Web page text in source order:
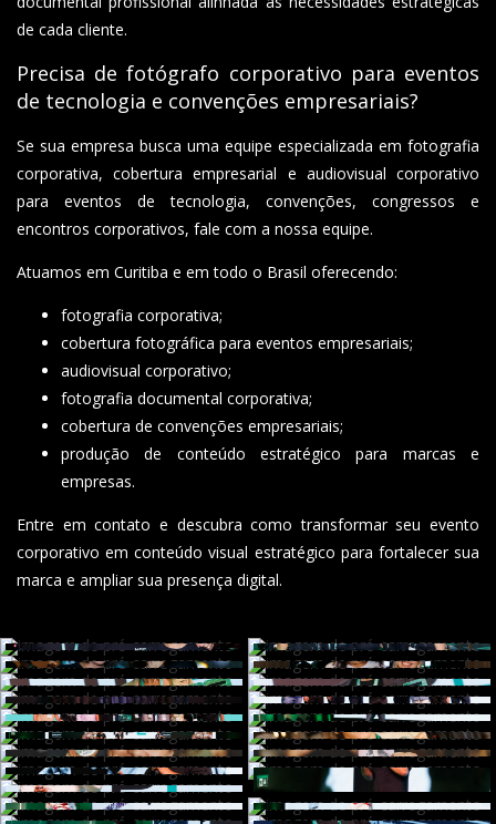
de cada cliente.
Precisa de fotógrafo corporativo para eventos
de tecnologia e convenções empresariais?
Se sua empresa busca uma equipe especializada em fotografia
corporativa, cobertura empresarial e audiovisual corporativo
para eventos de tecnologia, convenções, congressos e
encontros corporativos, fale com a nossa equipe.
Atuamos em Curitiba e em todo o Brasil oferecendo:
fotografia corporativa;
cobertura fotográfica para eventos empresariais;
audiovisual corporativo;
fotografia documental corporativa;
cobertura de convenções empresariais;
produção de conteúdo estratégico para marcas e
empresas.
Entre em contato e descubra como transformar seu evento
corporativo em conteúdo visual estratégico para fortalecer sua
marca e ampliar sua presença digital.